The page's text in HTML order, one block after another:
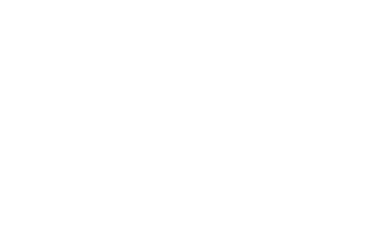
et analyser notre trafic.
et analytiques. Ces
lors de votre